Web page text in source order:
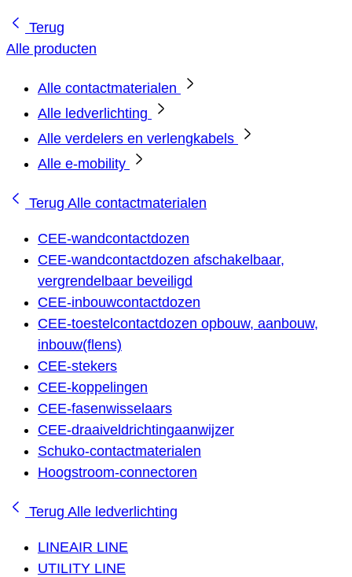
Terug
Alle producten
Alle contactmaterialen
Alle ledverlichting
Alle verdelers en verlengkabels
Alle e-mobility
Terug Alle contactmaterialen
CEE-wandcontactdozen
CEE-wandcontactdozen afschakelbaar,
vergrendelbaar beveiligd
CEE-inbouwcontactdozen
CEE-toestelcontactdozen opbouw, aanbouw,
inbouw(flens)
CEE-stekers
CEE-koppelingen
CEE-fasenwisselaars
CEE-draaiveldrichtingaanwijzer
Schuko-contactmaterialen
Hoogstroom-connectoren
Terug Alle ledverlichting
LINEAIR LINE
UTILITY LINE